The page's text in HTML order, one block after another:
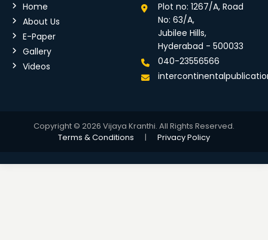
Home
About Us
E-Paper
Gallery
Videos
Plot no: 1267/A, Road
No: 63/A,
Jubilee Hills,
Hyderabad - 500033
040-23556566
Copyright © 2026 Vijaya Kranthi. All Rights Reserved.
Terms & Conditions
| Privacy Policy